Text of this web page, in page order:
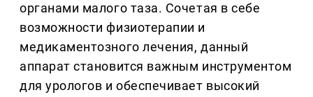
органами малого таза. Сочетая в себе
возможности физиотерапии и
медикаментозного лечения, данный
аппарат становится важным инструментом
для урологов и обеспечивает высокий